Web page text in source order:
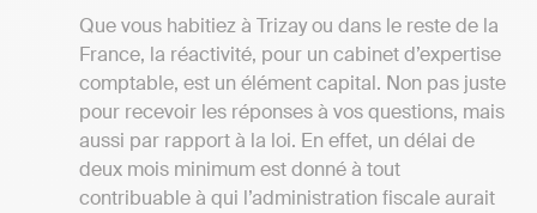
Que vous habitiez à Trizay ou dans le reste de la
France, la réactivité, pour un cabinet d’expertise
comptable, est un élément capital. Non pas juste
pour recevoir les réponses à vos questions, mais
aussi par rapport à la loi. En effet, un délai de
deux mois minimum est donné à tout
contribuable à qui l’administration fiscale aurait